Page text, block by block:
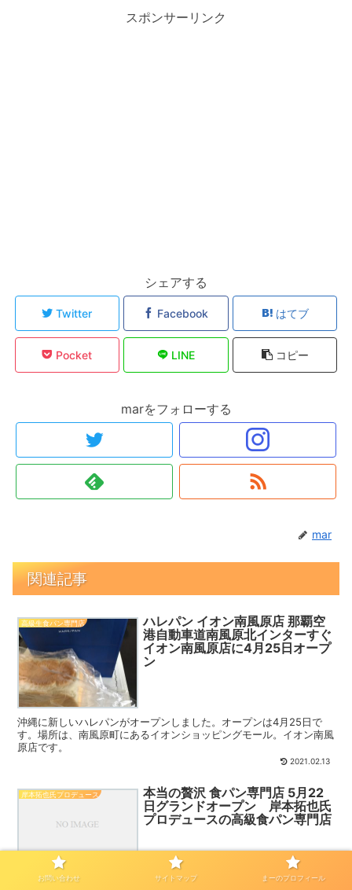
スポンサーリンク
シェアする
Twitter Facebook はてブ
Pocket LINE コピー
marをフォローする
mar
関連記事
高級生食パン専門店
ハレパン イオン南風原店 那覇空
港自動車道南風原北インターすぐ
イオン南風原店に4月25日オープ
ン
沖縄に新しいハレパンがオープンしました。オープンは4月25日で
す。場所は、南風原町にあるイオンショッピングモール。イオン南風
原店です。
2021.02.13
岸本拓也氏プロデュース
本当の贅沢 食パン専門店 5月22
日グランドオープン 岸本拓也氏
プロデュースの高級食パン専門店
本当の贅沢という名前の高級食パン専門店がかしまた駅前通りにオー
プンします。川崎市で最近注目の武蔵小杉からも近い鹿島田の飲食店
お問い合わせ サイトマップ まーのプロフィール